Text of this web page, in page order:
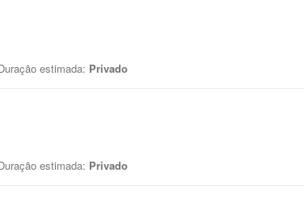
estimada: Privado
estimada: Privado